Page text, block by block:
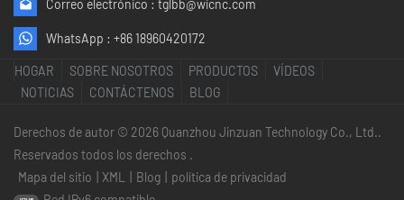
Correo electrónico : tglbb@wicnc.com
WhatsApp : +86 18960420172
HOGAR SOBRE NOSOTROS PRODUCTOS
VÍDEOS
NOTICIAS
CONTÁCTENOS BLOG
Derechos de autor © 2026 Quanzhou Jinzuan Technology Co., Ltd..
Reservados todos los derechos .
Mapa del sitio
XML Blog
política de privacidad